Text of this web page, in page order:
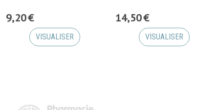
9,20€
VISUALISER
14,50€
VISUALISER